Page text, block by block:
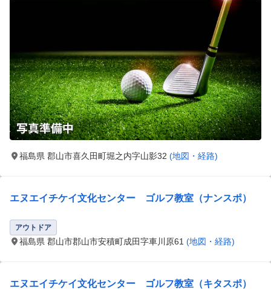
福島県 郡山市喜久田町堀之内字山影32 (地図・経路)
エヌエイチケイ文化センター ゴルフ教室（ナンスポ）
アウトドア
福島県 郡山市郡山市安積町成田字車川原61 (地図・経路)
エヌエイチケイ文化センター ゴルフ教室（キタスポ）